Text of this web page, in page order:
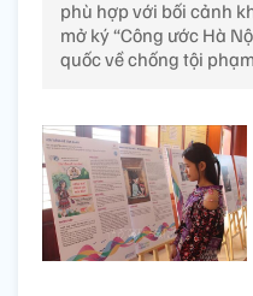
phù hợp với bối cảnh
mở ký “Công ước Hà
quốc về chống tội